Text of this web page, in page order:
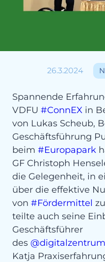
26.3.2024
Spannende
VDFU #ConnEX in
von Lukas Scheub,
Geschäftsführung
beim #Europapark
GF Christoph
die Gelegenheit, in
über die effektive
von #Fördermittel
teilte auch seine
Geschäftsführer
des
Katja